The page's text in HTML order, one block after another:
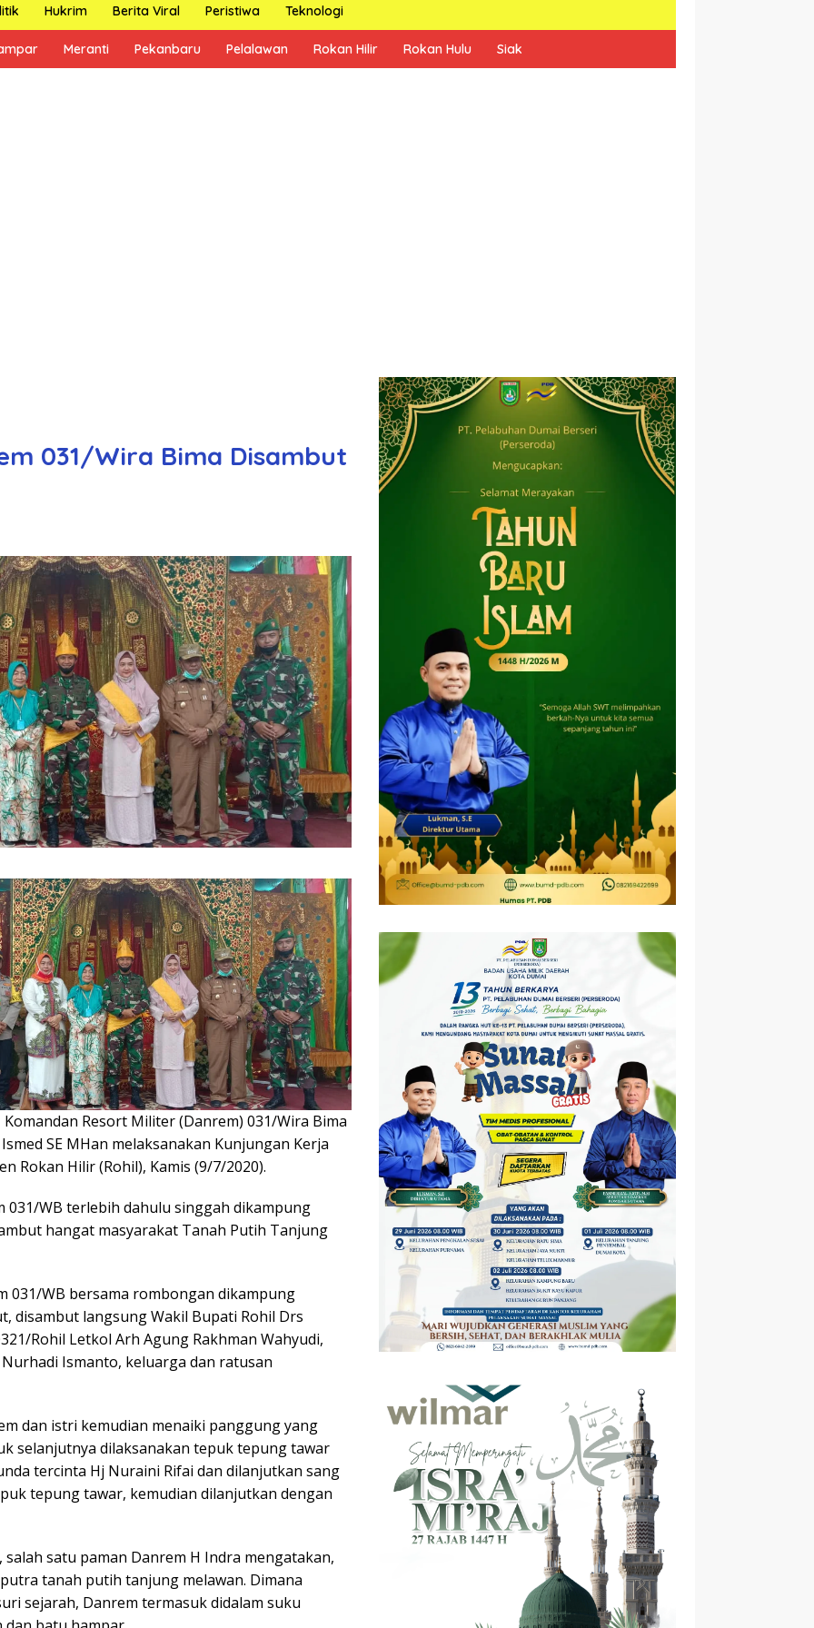
Hukrim Berita Viral Peristiwa Teknologi
Meranti Pekanbaru Pelalawan Rokan Hilir Rokan Hulu Siak
031/Wira Bima Disambut
Komandan Resort Militer (Danrem) 031/Wira Bima
SE MHan melaksanakan Kunjungan Kerja
Rokan Hilir (Rohil), Kamis (9/7/2020).
031/WB terlebih dahulu singgah dikampung
hangat masyarakat Tanah Putih Tanjung
031/WB bersama rombongan dikampung
disambut langsung Wakil Bupati Rohil Drs
Rohil Letkol Arh Agung Rakhman Wahyudi,
Nurhadi Ismanto, keluarga dan ratusan
dan istri kemudian menaiki panggung yang
selanjutnya dilaksanakan tepuk tepung tawar
tercinta Hj Nuraini Rifai dan dilanjutkan sang
tepung tawar, kemudian dilanjutkan dengan
salah satu paman Danrem H Indra mengatakan,
tanah putih tanjung melawan. Dimana
sejarah, Danrem termasuk didalam suku